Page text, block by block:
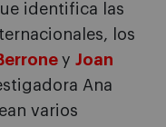
identifica las
los
y Joan
Ana
varios